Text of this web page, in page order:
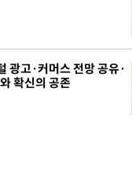
광고·커머스 전망 공유·
확신의 공존